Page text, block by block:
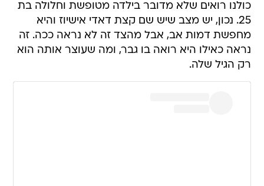
כולנו רואים שלא מדובר בילדה מטופשת וחלולה בת
25. נכון, יש מצב שיש שם קצת דאדי אישיוז והיא
מחפשת דמות אב, אבל מהצד זה לא נראה ככה. זה
נראה כאילו היא רואה בו גבר, ומה שעוצר אותה הוא
רק הגיל שלה.